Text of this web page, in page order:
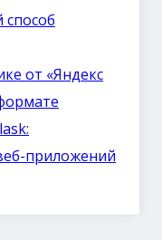
от «Яндекс
приложений